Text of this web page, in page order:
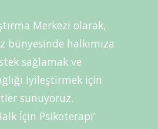
Merkezi olarak,
bünyesinde halkımıza
sağlamak ve
iyileştirmek için
sunuyoruz.
İçin Psikoterapi’